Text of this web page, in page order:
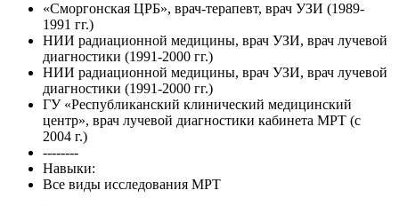
«Сморгонская ЦРБ», врач-терапевт, врач УЗИ (1989-
1991 гг.)
НИИ радиационной медицины, врач УЗИ, врач лучевой
диагностики (1991-2000 гг.)
НИИ радиационной медицины, врач УЗИ, врач лучевой
диагностики (1991-2000 гг.)
ГУ «Республиканский клинический медицинский
центр», врач лучевой диагностики кабинета МРТ (с
2004 г.)
--------
Навыки:
Все виды исследования МРТ